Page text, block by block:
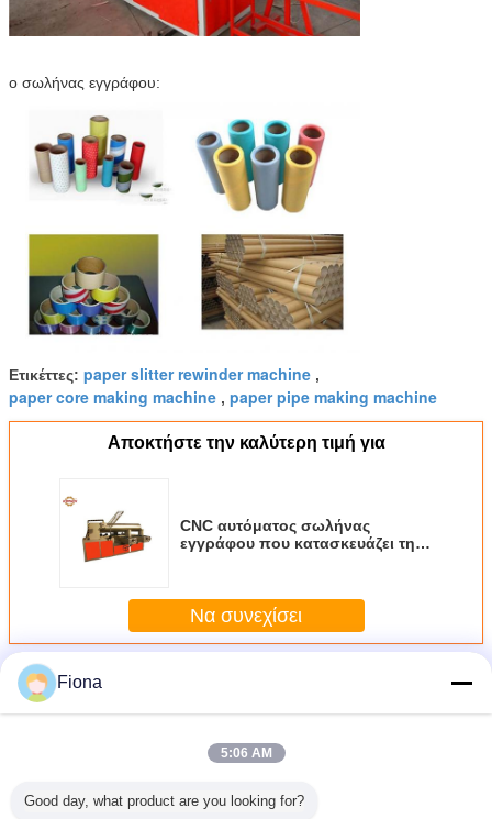
ο σωλήνας εγγράφου:
Ετικέττες: paper slitter rewinder machine ,
paper core making machine , paper pipe making machine
Αποκτήστε την καλύτερη τιμή για
CNC αυτόματος σωλήνας
εγγράφου που κατασκευάζει τη
Να συνεχίσει
Περισσότεροι
αυτόματος σωλήνας εγγράφου που κατασκευάζει τη
μηχανή
Fiona
5:06 AM
Good day, what product are you looking for?